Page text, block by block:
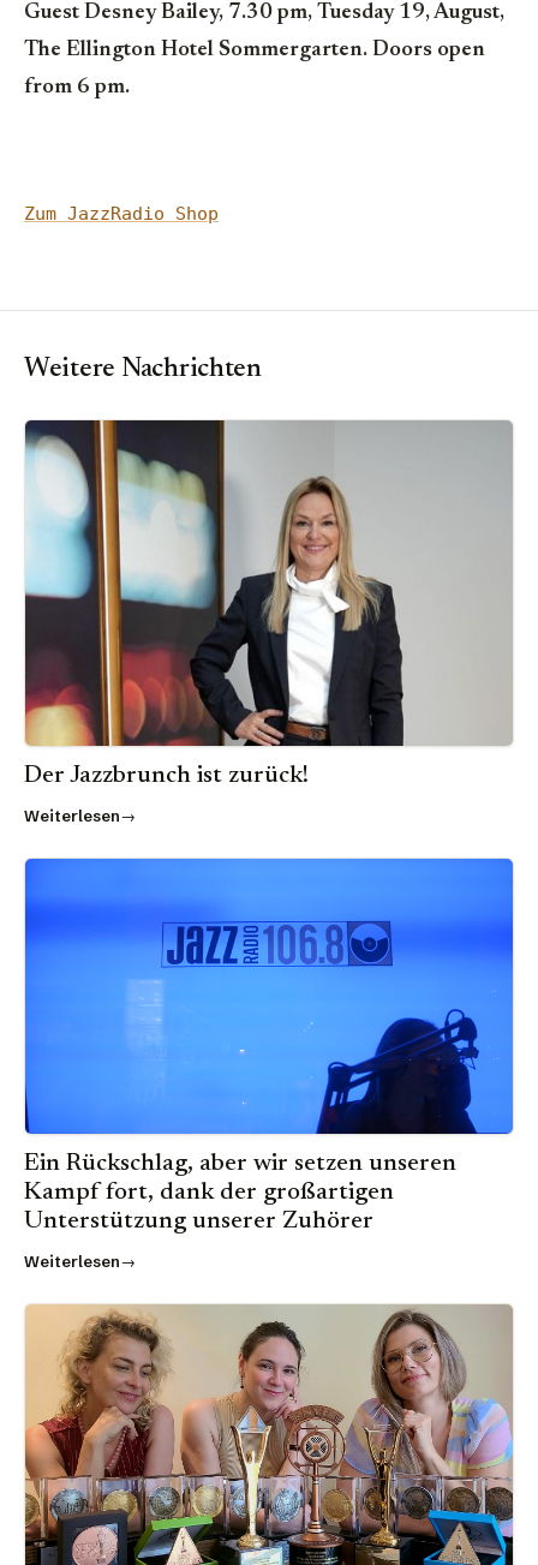
Guest Desney Bailey, 7.30 pm, Tuesday 19, August,
The Ellington Hotel Sommergarten. Doors open
from 6 pm.
Zum JazzRadio Shop
Weitere Nachrichten
Der Jazzbrunch ist zurück!
Weiterlesen
Ein Rückschlag, aber wir setzen unseren
Kampf fort, dank der großartigen
Unterstützung unserer Zuhörer
Weiterlesen